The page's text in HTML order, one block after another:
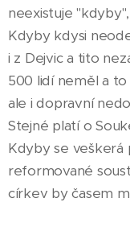
neexistuje
Kdyby kdysi
i z Dejvic a tito
500 lidí neměl a
ale i dopravní
Stejné platí o
Kdyby se veškerá
reformované
církev by časem